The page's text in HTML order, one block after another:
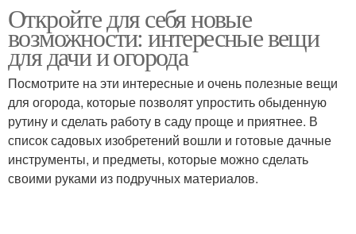
Откройте для себя новые
возможности: интересные вещи
для дачи и огорода
Посмотрите на эти интересные и очень полезные вещи
для огорода, которые позволят упростить обыденную
рутину и сделать работу в саду проще и приятнее. В
список садовых изобретений вошли и готовые дачные
инструменты, и предметы, которые можно сделать
своими руками из подручных материалов.